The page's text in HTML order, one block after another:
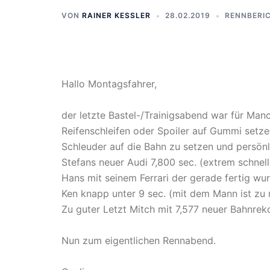
VON RAINER KESSLER 28.02.2019
Hallo Montagsfahrer,
der letzte Bastel-/Trainigsabend war für
Reifenschleifen oder Spoiler auf Gummi
Schleuder auf die Bahn zu setzen und
Stefans neuer Audi 7,800 sec. (extrem
Hans mit seinem Ferrari der gerade fertig
Ken knapp unter 9 sec. (mit dem Mann ist zu
Zu guter Letzt Mitch mit 7,577 neuer
Nun zum eigentlichen Rennabend.